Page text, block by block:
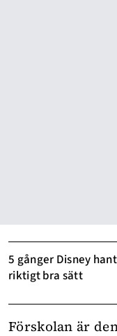
5 gånger Disney
riktigt bra sätt
Förskolan är